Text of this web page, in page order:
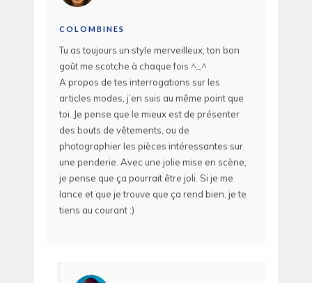
COLOMBINES
Tu as toujours un style merveilleux, ton bon
goût me scotche à chaque fois ^_^
A propos de tes interrogations sur les
articles modes, j’en suis au même point que
toi. Je pense que le mieux est de présenter
des bouts de vêtements, ou de
photographier les pièces intéressantes sur
une penderie. Avec une jolie mise en scène,
je pense que ça pourrait être joli. Si je me
lance et que je trouve que ça rend bien, je te
tiens au courant :)